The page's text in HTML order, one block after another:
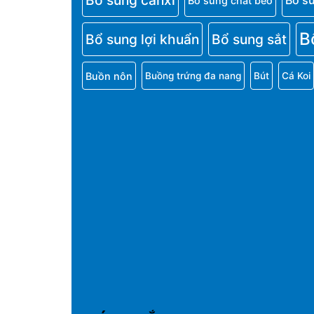
Bổ sung lợi khuẩn Bổ sung sắt
Buồn nôn Buồng trứng đa nang Bút Cá Koi